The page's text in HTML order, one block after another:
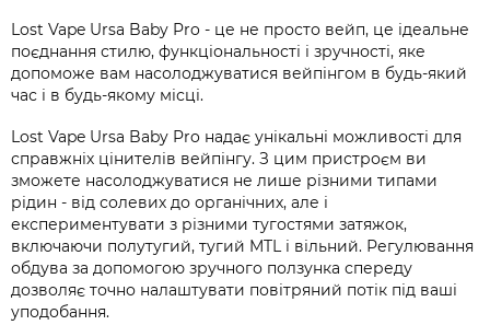
Lost Vape Ursa Baby Pro - це не просто вейп, це ідеальне
поєднання стилю, функціональності і зручності, яке
допоможе вам насолоджуватися вейпінгом в будь-який
час і в будь-якому місці.
Lost Vape Ursa Baby Pro надає унікальні можливості для
справжніх цінителів вейпінгу. З цим пристроєм ви
зможете насолоджуватися не лише різними типами
рідин - від солевих до органічних, але і
експериментувати з різними тугостями затяжок,
включаючи полутугий, тугий MTL і вільний. Регулювання
обдува за допомогою зручного ползунка спереду
дозволяє точно налаштувати повітряний потік під ваші
уподобання.